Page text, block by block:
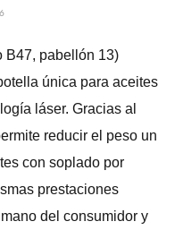
B47, pabellón 13)
única para aceites
láser. Gracias al
reducir el peso un
con soplado por
prestaciones
del consumidor y